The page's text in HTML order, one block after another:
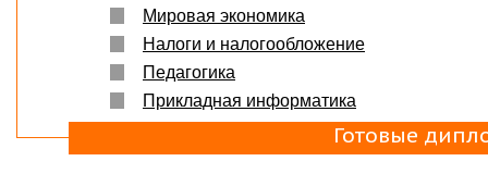
07.03.18
Защита прошла на отлично. Спасибо большое :)
06.10.2017
Большое спасибо Вам и автору!!! Это именно то,
что нужно!!!!!
Спасибо, что ВЫ есть!!!
Мировая экономика
Налоги и налогообложение
Педагогика
Прикладная информатика
Готовые